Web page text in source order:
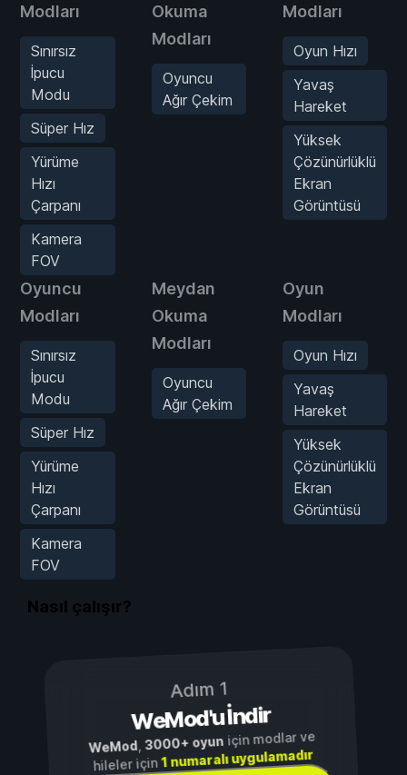
Modları
Sınırsız
İpucu
Modu
Süper Hız
Yürüme
Hızı
Çarpanı
Kamera
FOV
Okuma
Modları
Oyuncu
Ağır Çekim
Modları
Oyun Hızı
Yavaş
Hareket
Yüksek
Çözünürlüklü
Ekran
Görüntüsü
Oyuncu
Modları
Sınırsız
İpucu
Modu
Süper Hız
Yürüme
Hızı
Çarpanı
Kamera
FOV
Meydan
Okuma
Modları
Oyuncu
Ağır Çekim
Oyun
Modları
Oyun Hızı
Yavaş
Hareket
Yüksek
Çözünürlüklü
Ekran
Görüntüsü
Nasıl çalışır?
Adım 1
WeMod'u İndir
WeMod,3000+ oyuniçin modlar ve
hileler için1 numaralı uygulamadır